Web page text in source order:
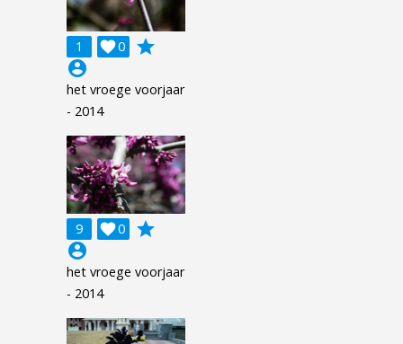
1 0

grade
account_circle
het vroege voorjaar
- 2014
9 0

grade
account_circle
het vroege voorjaar
- 2014